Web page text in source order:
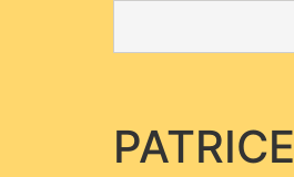
PATRICE